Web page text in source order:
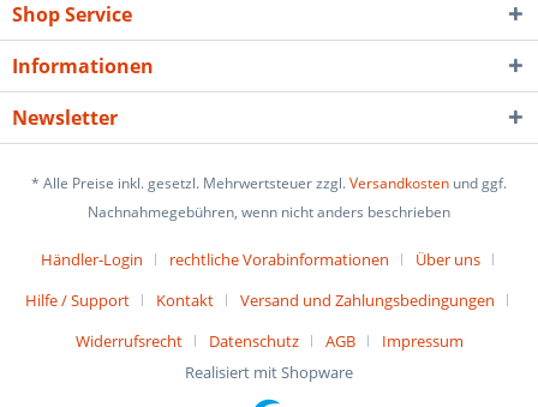
Shop Service
Informationen
Newsletter
* Alle Preise inkl. gesetzl. Mehrwertsteuer zzgl.Versandkosten und ggf.
Nachnahmegebühren, wenn nicht anders beschrieben
Händler-Login rechtliche Vorabinformationen
Über uns
Hilfe / Support
Kontakt
Versand und Zahlungsbedingungen
Widerrufsrecht
Datenschutz AGB
Impressum
Realisiert mit Shopware